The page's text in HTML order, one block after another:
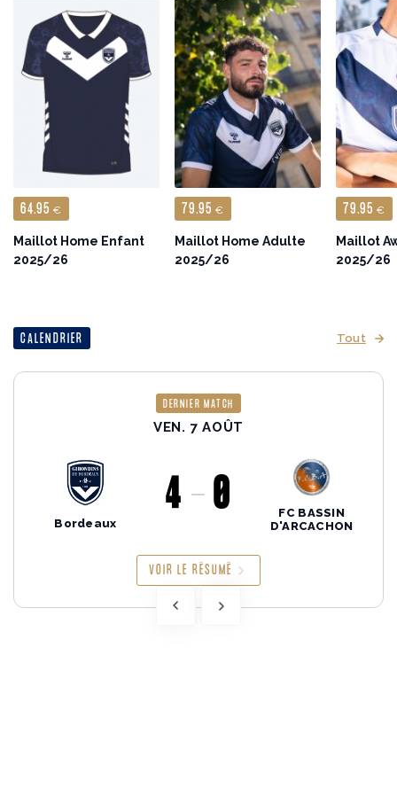
64.95 €
Maillot Home Enfant
2025/26
79.95 €
Maillot Home Adulte
2025/26
79.95 €
Maillot
2025/26
CALENDRIER Tout
DERNIER MATCH
VEN. 7 AOÛT
Bordeaux
4 0
FC BASSIN
D'ARCACHON
VOIR LE RÉSUMÉ